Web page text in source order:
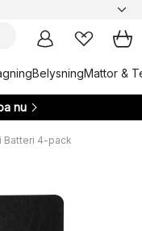
BelysningMattor &
nu
Batteri 4-pack